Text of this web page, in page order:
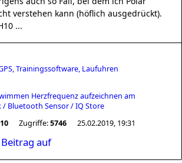
verstehen kann (höflich ausgedrückt).
...
Trainingssoftware, Laufuhren
Herzfrequenz aufzeichnen am
/ Bluetooth Sensor / IQ Store
10 Zugriffe:5746 25.02.2019, 19:31
auf